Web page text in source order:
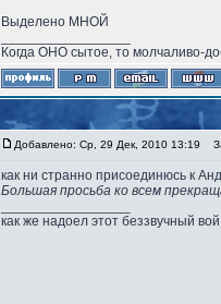
Выделено МНОЙ
Когда ОНО сытое, то молчаливо-
Добавлено: Ср, 29 Дек, 2010 13:19
как ни странно присоединюсь к
Большая просьба ко всем
как же надоел этот беззвучный